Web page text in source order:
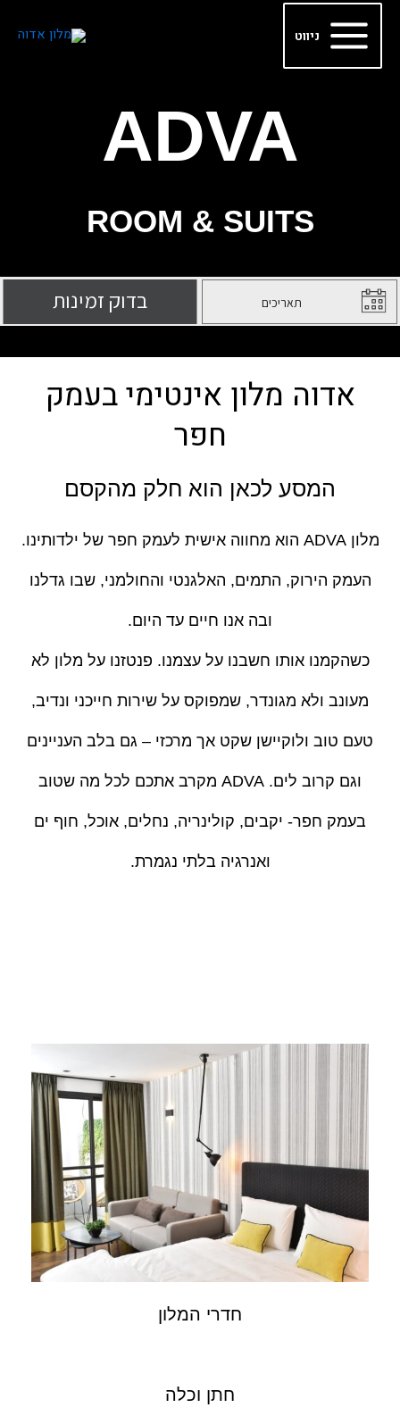
דילוג Main
Menu
ניווט
ADVA
ROOM & SUITS
אדוה מלון אינטימי בעמק
חפר
המסע לכאן הוא חלק מהקסם
מלון ADVA הוא מחווה אישית לעמק חפר של ילדותינו.
העמק הירוק, התמים, האלגנטי והחולמני, שבו גדלנו
ובה אנו חיים עד היום.
כשהקמנו אותו חשבנו על עצמנו. פנטזנו על מלון לא
מעונב ולא מגונדר, שמפוקס על שירות חייכני ונדיב,
טעם טוב ולוקיישן שקט אך מרכזי – גם בלב העניינים
וגם קרוב לים. ADVA מקרב אתכם לכל מה שטוב
בעמק חפר- יקבים, קולינריה, נחלים, אוכל, חוף ים
ואנרגיה בלתי נגמרת.
חדרי המלון
חתן וכלה